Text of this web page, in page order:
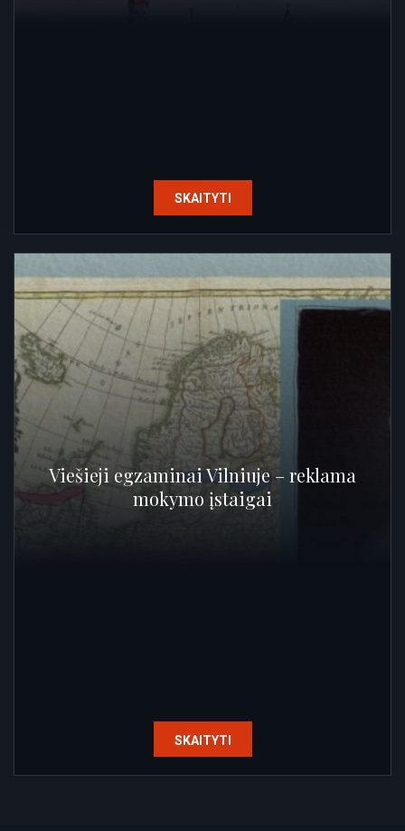
SKAITYTI
Viešieji egzaminai Vilniuje – reklama
mokymo įstaigai
SKAITYTI